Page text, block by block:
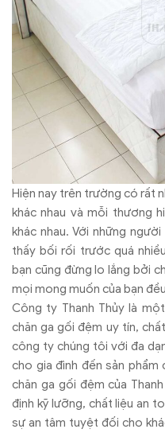
Hiện nay trên trường có rất
khác nhau và mỗi thương
khác nhau. Với những
thấy bối rối trước quá
bạn cũng đừng lo lắng bởi
mọi mong muốn của bạn
Công ty Thanh Thủy là
chăn ga gối đệm uy tín,
công ty chúng tôi với đa
cho gia đình đến sản phẩm
chăn ga gối đệm của
định kỹ lưỡng, chất liệu an
sự an tâm tuyệt đối cho